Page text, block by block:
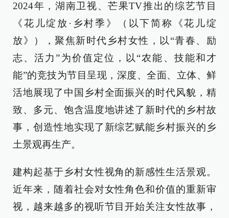
2024年，湖南卫视、芒果TV推出的综艺节目
《花儿绽放·乡村季》（以下简称《花儿绽
放》），聚焦新时代乡村女性，以“青春、励
志、活力”为价值定位，以“农能、技能和才
能”的竞技为节目呈现，深度、全面、立体、鲜
活地展现了中国乡村全面振兴的时代风貌，精
致、多元、饱含温度地讲述了新时代的乡村故
事，创造性地实现了新综艺赋能乡村振兴的乡
土景观再生产。
建构起基于乡村女性视角的新感性生活景观。
近年来，随着社会对女性角色和价值的重新审
视，越来越多的视听节目开始关注女性故事，